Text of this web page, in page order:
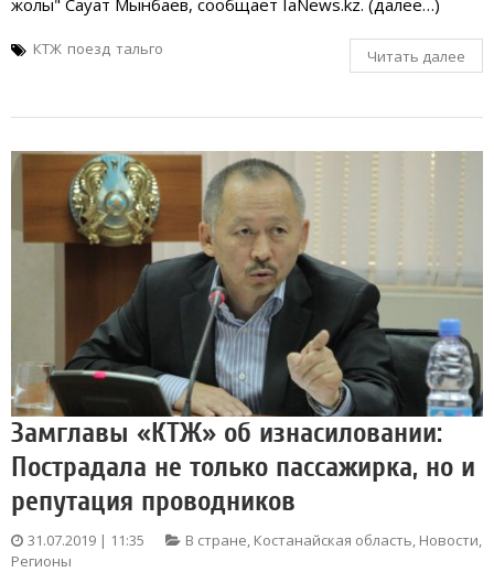
КТЖ поезд тальго Читать далее
Замглавы «КТЖ» об изнасиловании:
Пострадала не только пассажирка, но и
репутация проводников
31.07.2019 | 11:35 В стране, Костанайская область, Новости,
Регионы